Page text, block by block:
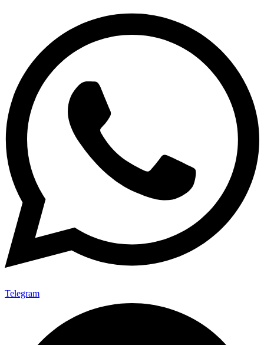
Telegram